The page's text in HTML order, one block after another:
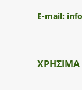
E-mail:
ΧΡΗΣΙΜΑ